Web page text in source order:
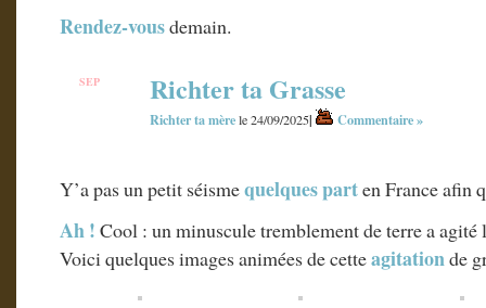
Rendez-vousdemain.
SEP Richter ta Grasse
Richter ta mèrele 24/09/2025| Commentaire »
Y’a pas un petit séismequelques parten France afin
Ah ! Cool : un minuscule tremblement de terre a
Voici quelques images animées de cetteagitationde